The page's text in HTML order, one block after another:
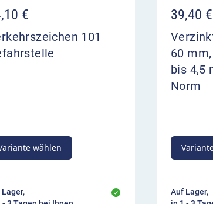
€
101
wählen
39,40 €
60
bis 4,5
Norm
Auf Lager,